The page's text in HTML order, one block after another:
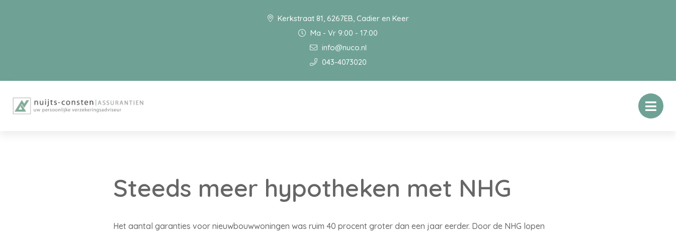
Kerkstraat 81, 6267EB, Cadier en Keer
Ma - Vr 9:00 - 17:00
info@nuco.nl
043-4073020
Steeds meer hypotheken met NHG
Het aantal garanties voor nieuwbouwwoningen was ruim 40 procent groter dan een jaar eerder. Door de NHG lopen